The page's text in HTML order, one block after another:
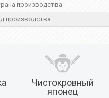
производства
производства
Чистокровный
японец